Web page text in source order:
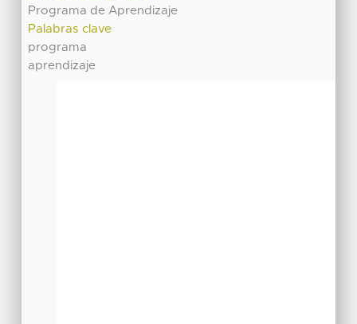
Programa de Aprendizaje
Palabras clave
programa
aprendizaje